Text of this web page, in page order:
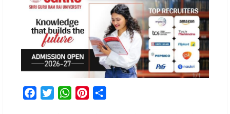
FacebookTwitterWhatsAppPinterest